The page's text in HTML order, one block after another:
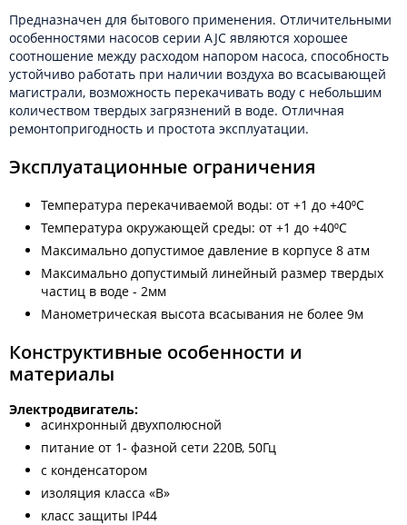
Предназначен для бытового применения. Отличительными
особенностями насосов серии AJC являются хорошее
соотношение между расходом напором насоса, способность
устойчиво работать при наличии воздуха во всасывающей
магистрали, возможность перекачивать воду с небольшим
количеством твердых загрязнений в воде. Отличная
ремонтопригодность и простота эксплуатации.
Эксплуатационные ограничения
Температура перекачиваемой воды: от +1 до +40⁰С
Температура окружающей среды: от +1 до +40⁰С
Максимально допустимое давление в корпусе 8 атм
Максимально допустимый линейный размер твердых
частиц в воде - 2мм
Манометрическая высота всасывания не более 9м
Конструктивные особенности и
материалы
Электродвигатель:
асинхронный двухполюсной
питание от 1- фазной сети 220В, 50Гц
с конденсатором
изоляция класса «В»
класс защиты IP44